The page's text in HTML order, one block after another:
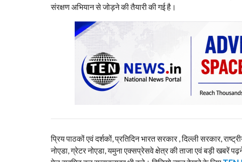
संरक्षण अभियान से जोड़ने की तैयारी की गई है।
प्रिय पाठकों एवं दर्शकों, प्रतिदिन भारत सरकार , दिल्ली सरकार,
नोएडा, ग्रेटर नोएडा, यमुना एक्सप्रेसवे क्षेत्र की ताजा एवं बड़ी खबरें